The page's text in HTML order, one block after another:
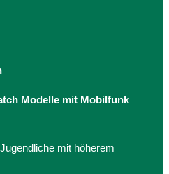
Modelle mit Mobilfunk
mit höherem